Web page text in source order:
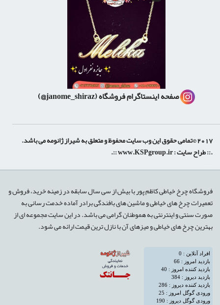
صفحه اینستاگرام فروشگاه(janome_shiraz@)
2017 ©تمامی حقوق این وب سایت محفوظ و متعلق به شیراز ژانومه می باشد.
.:: طراح سایت :www.KSPgroup.ir
::.
فروشگاه چرخ خیاطی کاظم پور با بیش از سی سال سابقه در زمینه خرید، فروش و
تعمیرات چرخ های خیاطی و ماشین های بافندگی برادر آماده خدمت رسانی به
صورت سنتی و اینترنتی به هموطنان گرامی می باشد. در این سایت مجموعه ای از
بهترین چرخ های خیاطی و میزهای آن با نازل ترین قیمت ارائه می شود.